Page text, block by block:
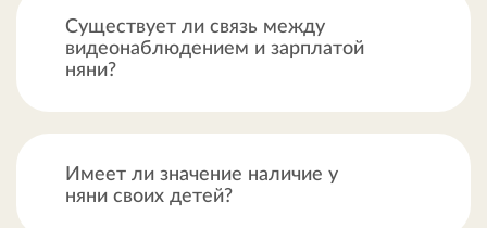
Существует ли связь между
видеонаблюдением и зарплатой
няни?
Имеет ли значение наличие у
няни своих детей?